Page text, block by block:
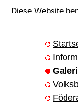
Diese Website